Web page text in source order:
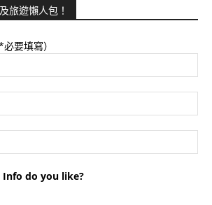
旅遊懶人包！
要填寫）
Info do you like?